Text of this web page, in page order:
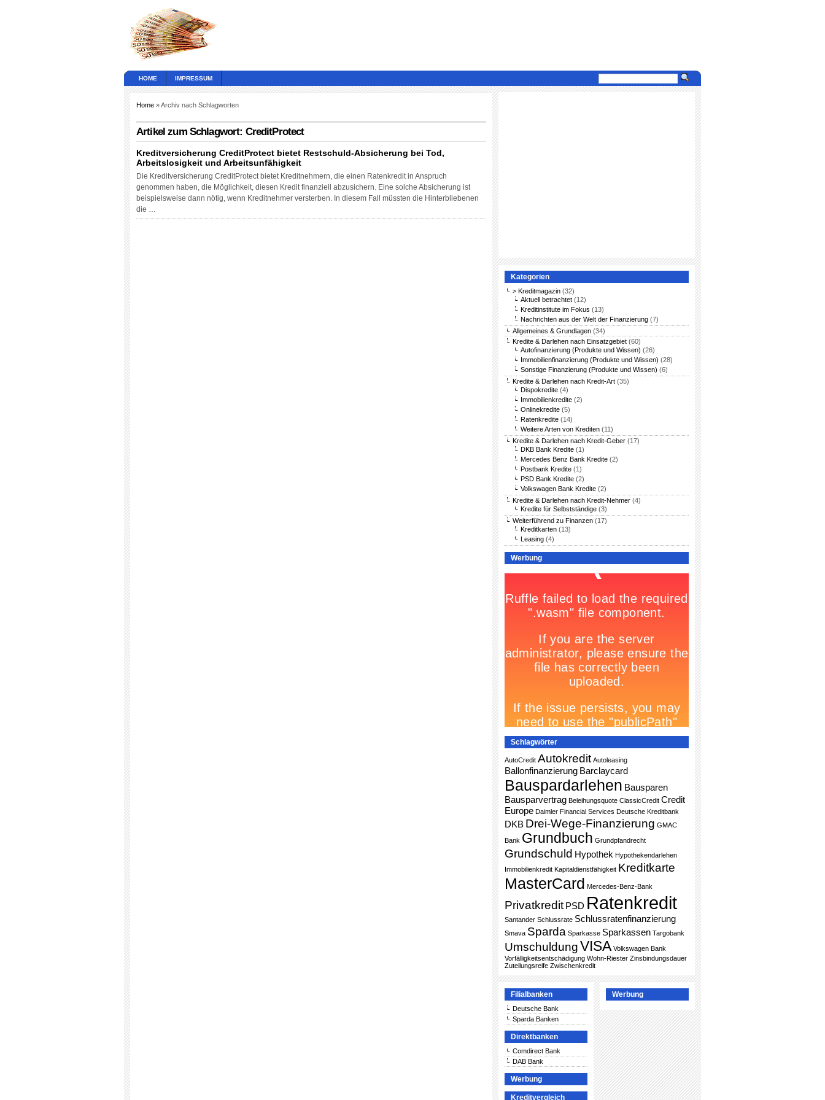
HOME IMPRESSUM
Home » Archiv nach Schlagworten
Artikel zum Schlagwort: CreditProtect
Kreditversicherung CreditProtect bietet Restschuld-Absicherung bei Tod,
Arbeitslosigkeit und Arbeitsunfähigkeit
Die Kreditversicherung CreditProtect bietet Kreditnehmern, die einen Ratenkredit in Anspruch
genommen haben, die Möglichkeit, diesen Kredit finanziell abzusichern. Eine solche Absicherung ist
beispielsweise dann nötig, wenn Kreditnehmer versterben. In diesem Fall müssten die Hinterbliebenen
die …
Kategorien
> Kreditmagazin (32)
Aktuell betrachtet (12)
Kreditinstitute im Fokus (13)
Nachrichten aus der Welt der Finanzierung (7)
Allgemeines & Grundlagen (34)
Kredite & Darlehen nach Einsatzgebiet (60)
Autofinanzierung (Produkte und Wissen) (26)
Immobilienfinanzierung (Produkte und Wissen) (28)
Sonstige Finanzierung (Produkte und Wissen) (6)
Kredite & Darlehen nach Kredit-Art (35)
Dispokredite (4)
Immobilienkredite (2)
Onlinekredite (5)
Ratenkredite (14)
Weitere Arten von Krediten (11)
Kredite & Darlehen nach Kredit-Geber (17)
DKB Bank Kredite (1)
Mercedes Benz Bank Kredite (2)
Postbank Kredite (1)
PSD Bank Kredite (2)
Volkswagen Bank Kredite (2)
Kredite & Darlehen nach Kredit-Nehmer (4)
Kredite für Selbstständige (3)
Weiterführend zu Finanzen (17)
Kreditkarten (13)
Leasing (4)
Werbung
Schlagwörter
AutoCredit Autokredit Autoleasing
Ballonfinanzierung Barclaycard
Bauspardarlehen Bausparen
Bausparvertrag Beleihungsquote ClassicCredit Credit
Europe Daimler Financial Services Deutsche Kreditbank
DKB Drei-Wege-Finanzierung GMAC
Bank Grundbuch Grundpfandrecht
Grundschuld Hypothek Hypothekendarlehen
Immobilienkredit Kapitaldienstfähigkeit Kreditkarte
MasterCard Mercedes-Benz-Bank
Privatkredit PSD Ratenkredit
Santander Schlussrate Schlussratenfinanzierung
Smava Sparda Sparkasse Sparkassen Targobank
UmschuldungVISA Volkswagen Bank
Vorfälligkeitsentschädigung Wohn-Riester Zinsbindungsdauer
Zuteilungsreife Zwischenkredit
Filialbanken
Deutsche Bank
Sparda Banken
Direktbanken
Comdirect Bank
DAB Bank
Werbung
Kreditvergleich
Werbung